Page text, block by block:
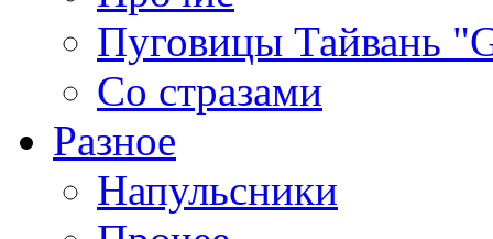
Пуговицы Тайвань
Со стразами
Разное
Напульсники